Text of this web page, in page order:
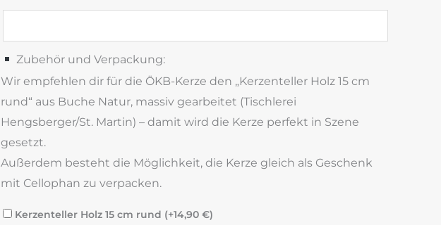
Zubehör und Verpackung:
Wir empfehlen dir für die ÖKB-Kerze den „Kerzenteller Holz 15 cm
rund“ aus Buche Natur, massiv gearbeitet (Tischlerei
Hengsberger/St. Martin) – damit wird die Kerze perfekt in Szene
gesetzt.
Außerdem besteht die Möglichkeit, die Kerze gleich als Geschenk
mit Cellophan zu verpacken.
Kerzenteller Holz 15 cm rund (+14,90 €)